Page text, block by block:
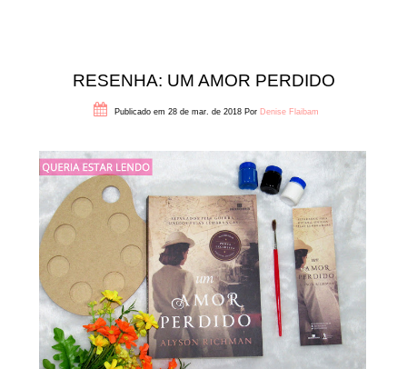
RESENHA: UM AMOR PERDIDO
Publicado em 28 de mar. de 2018 Por Denise Flaibam